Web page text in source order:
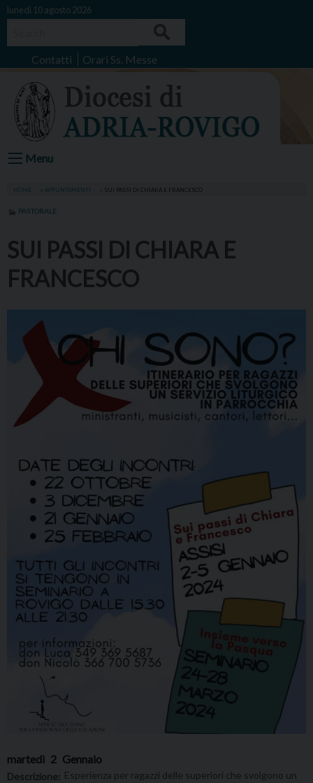
Skip
lunedì 10 agosto 2026
Contatti Orari Ss. Messe
Menu
HOME APPUNTAMENTI SUI PASSI DI CHIARA E FRANCESCO
PASTORALE
SUI PASSI DI CHIARA E
FRANCESCO
martedì 2 Gennaio
Descrizione: Esperienza per ragazzi delle superiori che svolgono un